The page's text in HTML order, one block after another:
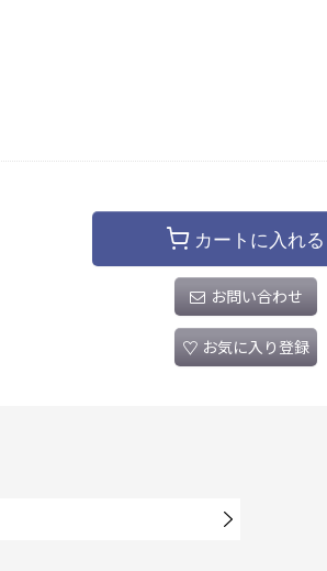
カートに入れる
お問い合わせ
お気に入り登録